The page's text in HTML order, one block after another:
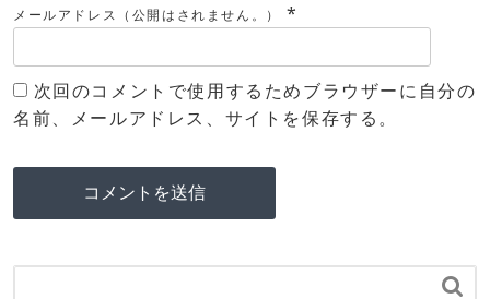
メールアドレス（公開はされません。） *
次回のコメントで使用するためブラウザーに自分の
名前、メールアドレス、サイトを保存する。
